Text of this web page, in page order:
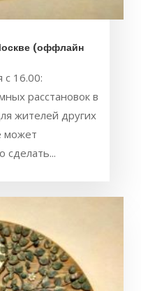
(оффлайн
с 16.00:
расстановок в
жителей других
может
сделать...